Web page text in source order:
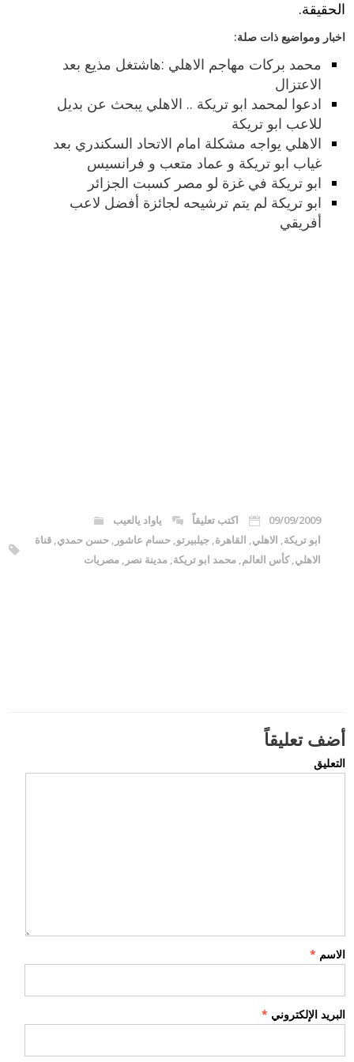
الحقيقة.
اخبار ومواضيع ذات صلة:
محمد بركات مهاجم الاهلي :هاشتغل مذيع بعد
الاعتزال
ادعوا لمحمد ابو تريكة .. الاهلي يبحث عن بديل
للاعب ابو تريكة
الاهلي يواجه مشكلة امام الاتحاد السكندري بعد
غياب ابو تريكة و عماد متعب و فرانسيس
ابو تريكة في غزة لو مصر كسبت الجزائر
ابو تريكة لم يتم ترشيحه لجائزة أفضل لاعب
أفريقي
09/09/2009 اكتب تعليقاً
ياواد يالعيب
ابو تريكة, الاهلي, القاهرة,جيلبيرتو,حسام عاشور ,حسن حمدي,قناة
الاهلي,كأس العالم,محمد ابو تريكة,مدينة نصر ,مصريات
أضف تعليقاً
التعليق
الاسم *
البريد الإلكتروني *